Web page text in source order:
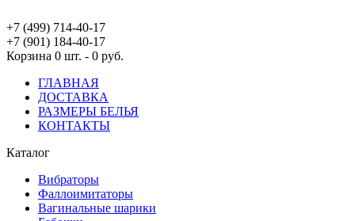
+7 (499) 714-40-17
+7 (901) 184-40-17
Корзина 0 шт. - 0 руб.
ГЛАВНАЯ
ДОСТАВКА
РАЗМЕРЫ БЕЛЬЯ
КОНТАКТЫ
Каталог
Вибраторы
Фаллоимитаторы
Вагинальные шарики